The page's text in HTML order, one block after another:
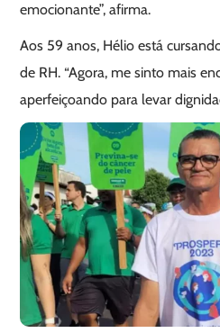
emocionante”, afirma.
Aos 59 anos, Hélio está
de RH. “Agora, me sinto mais
aperfeiçoando para levar